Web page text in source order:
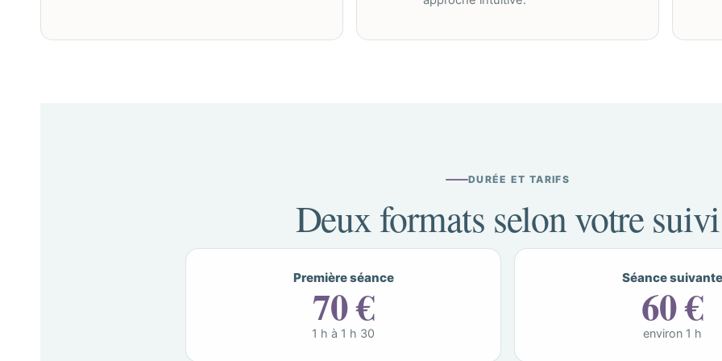
DURÉE ET TARIFS
Deux formats selon votre suivi
Première séance
70 €
1 h à 1 h 30
Séance suivante
60 €
environ 1 h